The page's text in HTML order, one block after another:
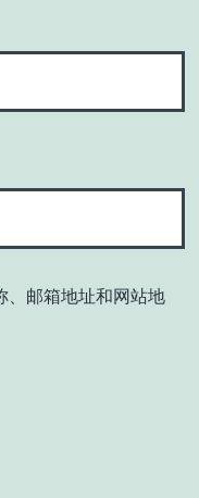
、邮箱地址和网站地